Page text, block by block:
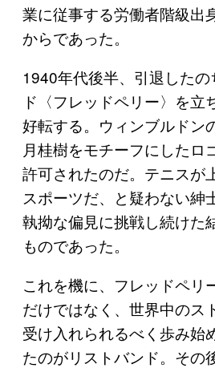
業に従事する労働者階級出
からであった。
1940年代後半、引退した
ド〈フレッドペリー〉を立
好転する。ウィンブルドン
月桂樹をモチーフにしたロ
許可されたのだ。テニスが
スポーツだ、と疑わない紳
執拗な偏見に挑戦し続けた
ものであった。
これを機に、フレッドペリ
だけではなく、世界中のス
受け入れられるべく歩み始
たのがリストバンド。その